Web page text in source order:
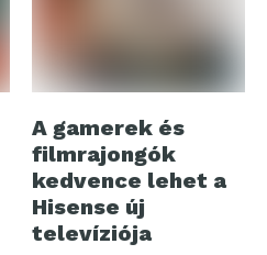
A gamerek és
filmrajongók
kedvence lehet a
Hisense új
televíziója